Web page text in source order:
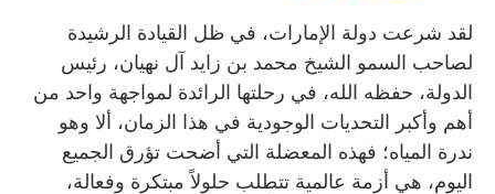
لقد شرعت دولة الإمارات، في ظل القيادة الرشيدة
لصاحب السمو الشيخ محمد بن زايد آل نهيان، رئيس
الدولة، حفظه الله، في رحلتها الرائدة لمواجهة واحد من
أهم وأكبر التحديات الوجودية في هذا الزمان، ألا وهو
ندرة المياه؛ فهذه المعضلة التي أضحت تؤرق الجميع
اليوم، هي أزمة عالمية تتطلب حلولاً مبتكرة وفعالة،